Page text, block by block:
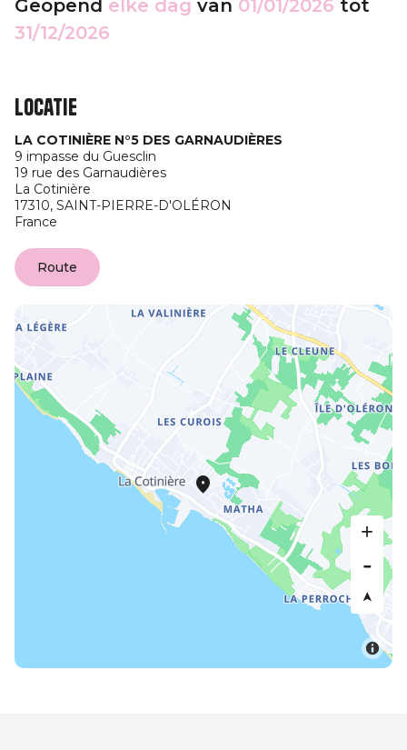
Geopend elke dag van 01/01/2026 tot
31/12/2026
Locatie
LA COTINIÈRE N°5 DES GARNAUDIÈRES
9 impasse du Guesclin
19 rue des Garnaudières
La Cotinière
17310, SAINT-PIERRE-D'OLÉRON
France
Route